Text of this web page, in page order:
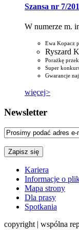
Szansa nr 7/
W numerze m.
Ewa Kopacz
Ryszard
Porażkę
Super
Gwarancje
więcej>
Newsletter
Kariera
Informacje o
Mapa strony
Dla prasy
Spotkania
copyright | wspólna